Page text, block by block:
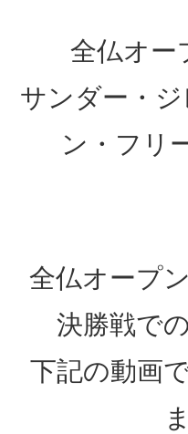
全仏オー
サンダー・
ン・フリ
全仏オープ
決勝戦で
下記の動画